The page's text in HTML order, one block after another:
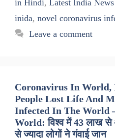
in Hindi, Latest India
inida, novel coronavirus
Leave a comment
Coronavirus In World,
People Lost Life And
Infected In The World
World: विश्व में 43 लाख
से ज्यादा लोगों ने गंवाई जान